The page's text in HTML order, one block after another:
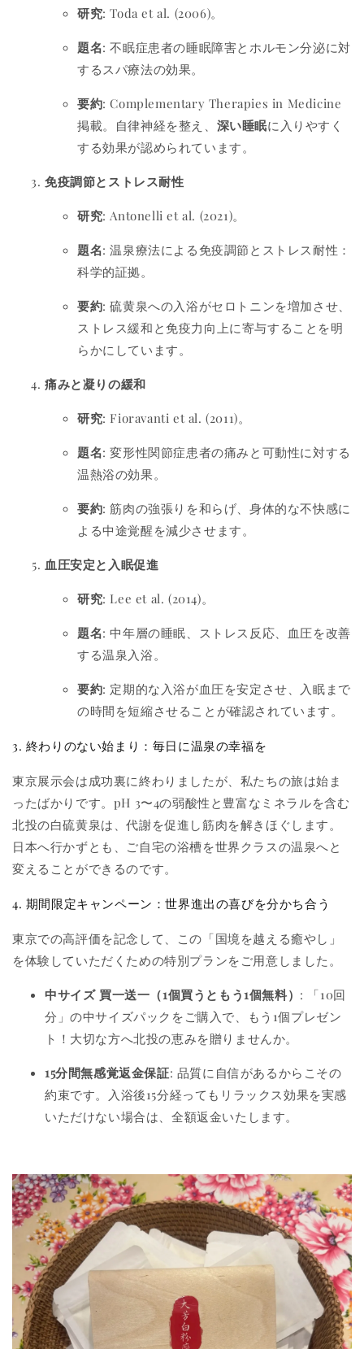
研究: Toda et al. (2006)。
題名: 不眠症患者の睡眠障害とホルモン分泌に対
するスパ療法の効果。
要約: Complementary Therapies in Medicine
掲載。自律神経を整え、 深い睡眠に入りやすく
する効果が認められています。
免疫調節とストレス耐性
研究: Antonelli et al. (2021)。
題名: 温泉療法による免疫調節とストレス耐性：
科学的証拠。
要約: 硫黄泉への入浴がセロトニンを増加させ、
ストレス緩和と免疫力向上に寄与することを明
らかにしています。
痛みと凝りの緩和
研究: Fioravanti et al. (2011)。
題名: 変形性関節症患者の痛みと可動性に対する
温熱浴の効果。
要約: 筋肉の強張りを和らげ、身体的な不快感に
よる中途覚醒を減少させます。
血圧安定と入眠促進
研究: Lee et al. (2014)。
題名: 中年層の睡眠、ストレス反応、血圧を改善
する温泉入浴。
要約: 定期的な入浴が血圧を安定させ、入眠まで
の時間を短縮させることが確認されています。
3. 終わりのない始まり：毎日に温泉の幸福を
東京展示会は成功裏に終わりましたが、私たちの旅は始ま
ったばかりです。pH 3〜4の弱酸性と豊富なミネラルを含む
北投の白硫黄泉は、代謝を促進し筋肉を解きほぐします。
日本へ行かずとも、ご自宅の浴槽を世界クラスの温泉へと
変えることができるのです。
4. 期間限定キャンペーン：世界進出の喜びを分かち合う
東京での高評価を記念して、この「国境を越える癒やし」
を体験していただくための特別プランをご用意しました。
中サイズ 買一送一（1個買うともう1個無料） : 「10回
分」の中サイズパックをご購入で、もう1個プレゼン
ト！大切な方へ北投の恵みを贈りませんか。
15分間無感覚返金保証: 品質に自信があるからこその
約束です。入浴後15分経ってもリラックス効果を実感
いただけない場合は、全額返金いたします。